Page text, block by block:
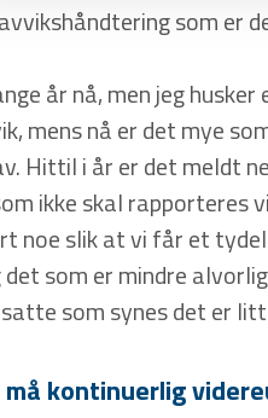
som er
år nå, men jeg
mens nå er det mye
Hittil i år er det meldt
ikke skal rapporteres
noe slik at vi får et
som er mindre
som synes det er
kontinuerlig